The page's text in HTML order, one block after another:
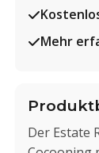
Mehr
Der Estate